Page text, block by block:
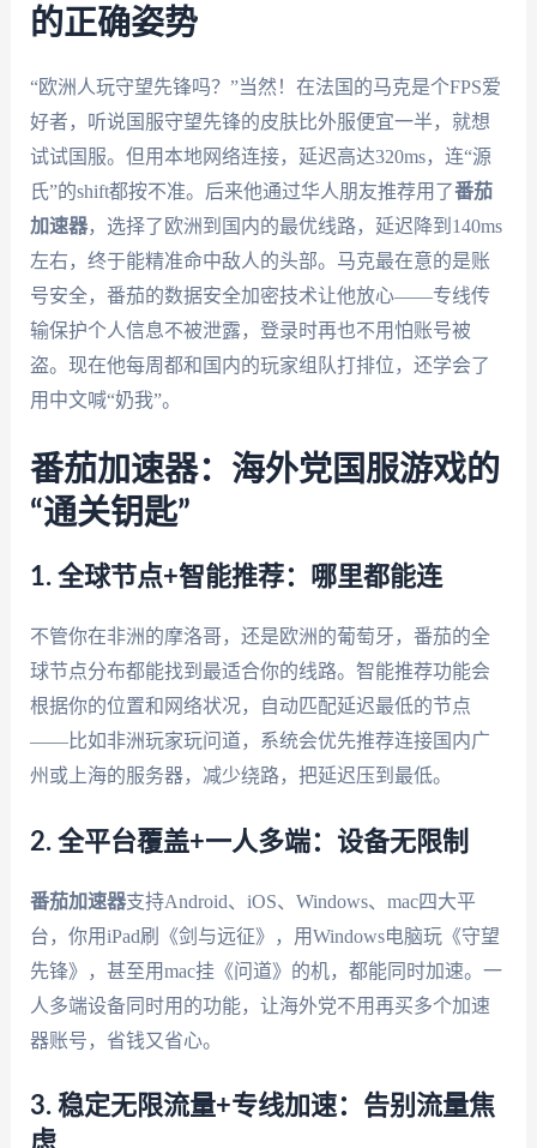
的正确姿势
“欧洲人玩守望先锋吗？”当然！在法国的马克是个FPS爱
好者，听说国服守望先锋的皮肤比外服便宜一半，就想
试试国服。但用本地网络连接，延迟高达320ms，连“源
氏”的shift都按不准。后来他通过华人朋友推荐用了番茄
加速器，选择了欧洲到国内的最优线路，延迟降到140ms
左右，终于能精准命中敌人的头部。马克最在意的是账
号安全，番茄的数据安全加密技术让他放心——专线传
输保护个人信息不被泄露，登录时再也不用怕账号被
盗。现在他每周都和国内的玩家组队打排位，还学会了
用中文喊“奶我”。
番茄加速器：海外党国服游戏的
“通关钥匙”
1. 全球节点+智能推荐：哪里都能连
不管你在非洲的摩洛哥，还是欧洲的葡萄牙，番茄的全
球节点分布都能找到最适合你的线路。智能推荐功能会
根据你的位置和网络状况，自动匹配延迟最低的节点
——比如非洲玩家玩问道，系统会优先推荐连接国内广
州或上海的服务器，减少绕路，把延迟压到最低。
2. 全平台覆盖+一人多端：设备无限制
番茄加速器支持Android、iOS、Windows、mac四大平
台，你用iPad刷《剑与远征》，用Windows电脑玩《守望
先锋》，甚至用mac挂《问道》的机，都能同时加速。一
人多端设备同时用的功能，让海外党不用再买多个加速
器账号，省钱又省心。
3. 稳定无限流量+专线加速：告别流量焦
虑